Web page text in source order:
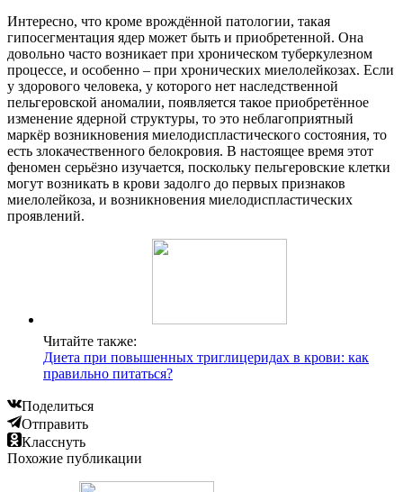
Интересно, что кроме врождённой патологии, такая
гипосегментация ядер может быть и приобретенной. Она
довольно часто возникает при хроническом туберкулезном
процессе, и особенно – при хронических миелолейкозах. Если
у здорового человека, у которого нет наследственной
пельгеровской аномалии, появляется такое приобретённое
изменение ядерной структуры, то это неблагоприятный
маркёр возникновения миелодиспластического состояния, то
есть злокачественного белокровия. В настоящее время этот
феномен серьёзно изучается, поскольку пельгеровские клетки
могут возникать в крови задолго до первых признаков
миелолейкоза, и возникновения миелодиспластических
проявлений.
Читайте также:
Диета при повышенных триглицеридах в крови: как
правильно питаться?
Поделиться
Отправить
Класснуть
Похожие публикации